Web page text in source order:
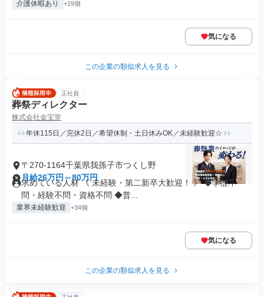
介護休暇あり +19個
気になる
この企業の類似求人を見る
正社員
葬祭ディレクター
株式会社金宝堂
年休115日／完休2日／希望休制・土日休みOK／未経験歓迎☆
〒270-1164千葉県我孫子市つくし野
月給26万円～80万円
求めている人材 《 未経験・第二新卒大歓迎！ 》 ◆学歴不
問・経験不問・資格不問 ◆普...
業界未経験歓迎 +34個
気になる
この企業の類似求人を見る